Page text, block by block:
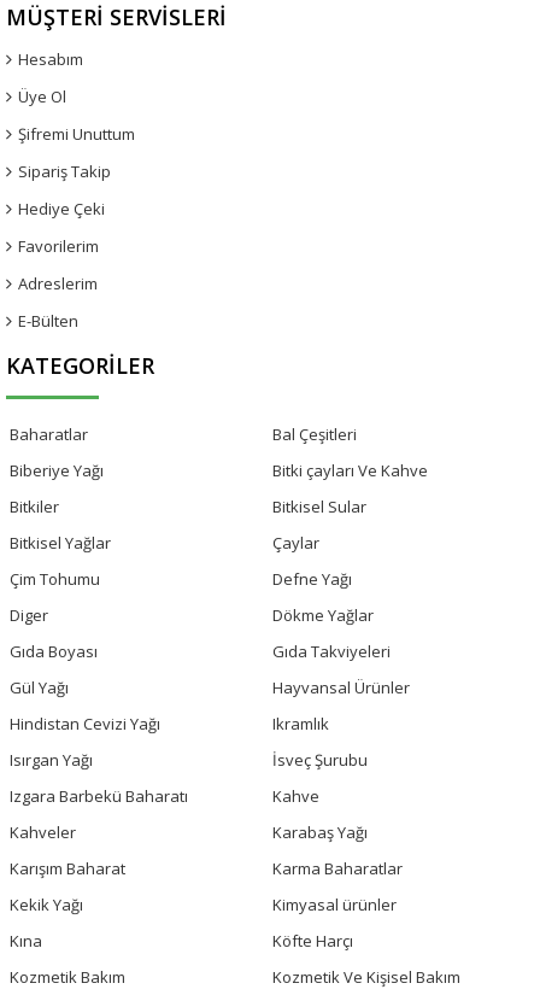
MÜŞTERI SERVISLERI
Hesabım
Üye Ol
Şifremi Unuttum
Sipariş Takip
Hediye Çeki
Favorilerim
Adreslerim
E-Bülten
KATEGORILER
Baharatlar
Bal Çeşitleri
Biberiye Yağı
Bitki çayları Ve Kahve
Bitkiler
Bitkisel Sular
Bitkisel Yağlar
Çaylar
Çim Tohumu
Defne Yağı
Diger
Dökme Yağlar
Gıda Boyası
Gıda Takviyeleri
Gül Yağı
Hayvansal Ürünler
Hindistan Cevizi Yağı
Ikramlık
Isırgan Yağı
İsveç Şurubu
Izgara Barbekü Baharatı
Kahve
Kahveler
Karabaş Yağı
Karışım Baharat
Karma Baharatlar
Kekik Yağı
Kimyasal ürünler
Kına
Köfte Harçı
Kozmetik Bakım
Kozmetik Ve Kişisel Bakım